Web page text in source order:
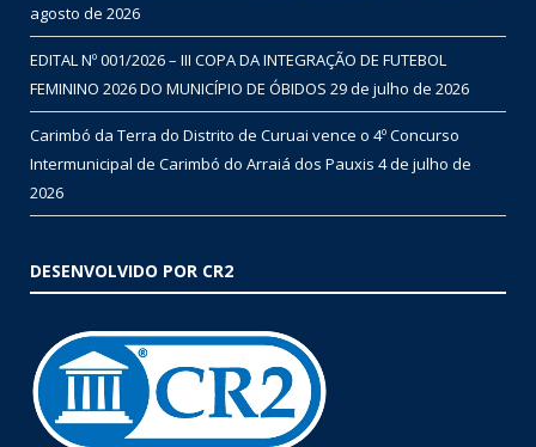
agosto de 2026
EDITAL Nº 001/2026 – III COPA DA INTEGRAÇÃO DE FUTEBOL
FEMININO 2026 DO MUNICÍPIO DE ÓBIDOS 29 de julho de 2026
Carimbó da Terra do Distrito de Curuai vence o 4º Concurso
Intermunicipal de Carimbó do Arraiá dos Pauxis 4 de julho de
2026
DESENVOLVIDO POR CR2